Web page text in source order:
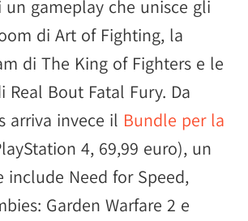
gameplay che unisce gli
di Art of Fighting, la
di The King of Fighters e le
Real Bout Fatal Fury. Da
arriva invece il Bundle per la
4, 69,99 euro), un
include Need for Speed,
Garden Warfare 2 e